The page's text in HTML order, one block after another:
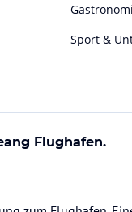
Sport &
Flughafen.